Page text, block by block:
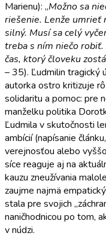
Marienu): „Možno sa
riešenie. Lenže umrieť
silný. Musí sa celý
treba s ním niečo robiť.
čas, ktorý človeku
– 35). Ľudmilin tragický
autorka ostro kritizuje
solidaritu a pomoc: pre
manželku politika
Ľudmila v skutočnosti
ambícií (napísanie
verejnosťou alebo
síce reaguje aj na
kauzu zneužívania
zaujme najmä
stala pre svojich
naničhodnicou po tom,
v núdzi.